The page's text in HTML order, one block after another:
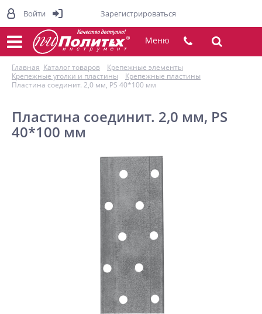
Меню
Главная Каталог товаров
Крепежные элементы
Крепежные уголки и пластины
Крепежные пластины
Пластина соединит. 2,0 мм, PS 40*100 мм
Пластина соединит. 2,0 мм, PS
40*100 мм
Войти Зарегистрироваться